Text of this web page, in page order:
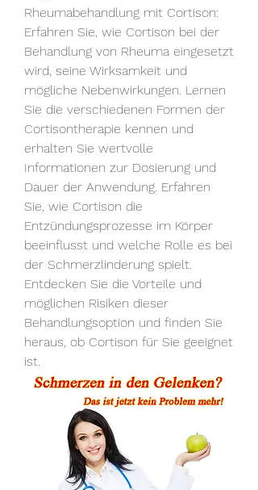
Rheumabehandlung mit Cortison:
Erfahren Sie, wie Cortison bei der
Behandlung von Rheuma eingesetzt
wird, seine Wirksamkeit und
mögliche Nebenwirkungen. Lernen
Sie die verschiedenen Formen der
Cortisontherapie kennen und
erhalten Sie wertvolle
Informationen zur Dosierung und
Dauer der Anwendung. Erfahren
Sie, wie Cortison die
Entzündungsprozesse im Körper
beeinflusst und welche Rolle es bei
der Schmerzlinderung spielt.
Entdecken Sie die Vorteile und
möglichen Risiken dieser
Behandlungsoption und finden Sie
heraus, ob Cortison für Sie geeignet
ist.